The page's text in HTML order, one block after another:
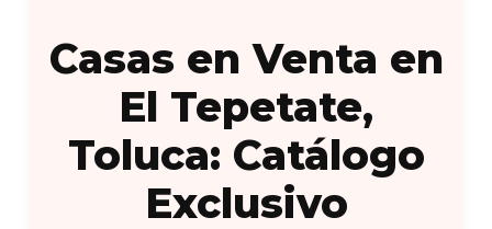
Casas en Venta en
El Tepetate,
Toluca: Catálogo
Exclusivo